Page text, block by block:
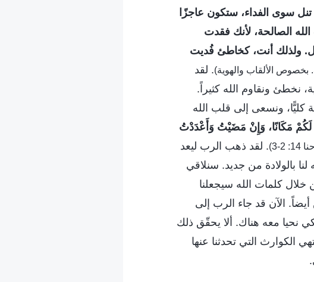
سوى الفداء، ستكون عاجزًا
الصالحة، لأنك فقدت
ولذلك أنت، كخاطئ فُديت
. لقد
نخطئ ونقاوم الله كثيراً.
كليًّا، ونسعى إلى قلب الله
لَكُمْ مَكَانًا، وَإِنْ مَضَيْتُ وَأَعْدَدْتُ
2-3)
. لقد ذهب الرب ليعد
بالولادة من جديد. سنلاقي
خلال كلمات الله سيجعلنا
أيضاً. الآن قد جاء الرب إلى
نحيا معه هناك. ألا يحقّق ذلك
الكوارث التي تحدثنا عنها